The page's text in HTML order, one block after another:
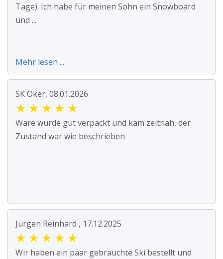
Tage). Ich habe für meinen Sohn ein Snowboard
und ...
Mehr lesen ...
SK Oker, 08.01.2026
★ ★ ★ ★ ★
Ware wurde gut verpackt und kam zeitnah, der
Zustand war wie beschrieben
Jürgen Reinhard , 17.12.2025
★ ★ ★ ★ ★
Wir haben ein paar gebrauchte Ski bestellt und